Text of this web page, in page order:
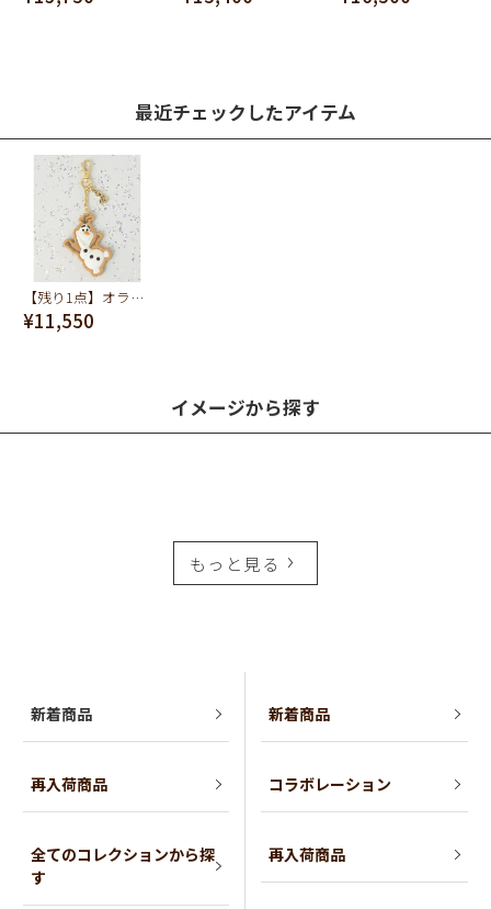
最近チェックしたアイテム
【残り1点】オラフ/シュガークッキー バッグチャーム【ディズニー アクセサリー】【アナと雪の女王】
¥11,550
イメージから探す
もっと見る
新着商品
再入荷商品
全てのコレクションから探
す
新着商品
コラボレーション
再入荷商品